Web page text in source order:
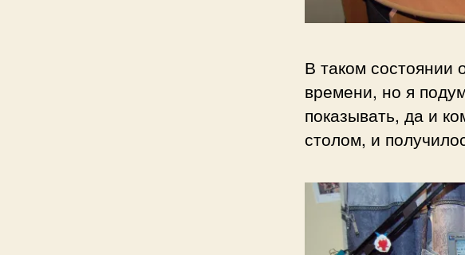
В таком состоянии
времени, но я
показывать, да и
столом, и